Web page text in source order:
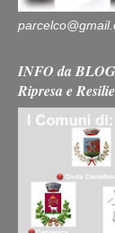
INFO da
Ripresa e